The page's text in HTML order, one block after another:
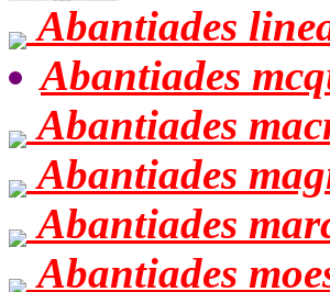
Abantiades
Abantiades
Abantiades
Abantiades
Abantiades
Abantiades